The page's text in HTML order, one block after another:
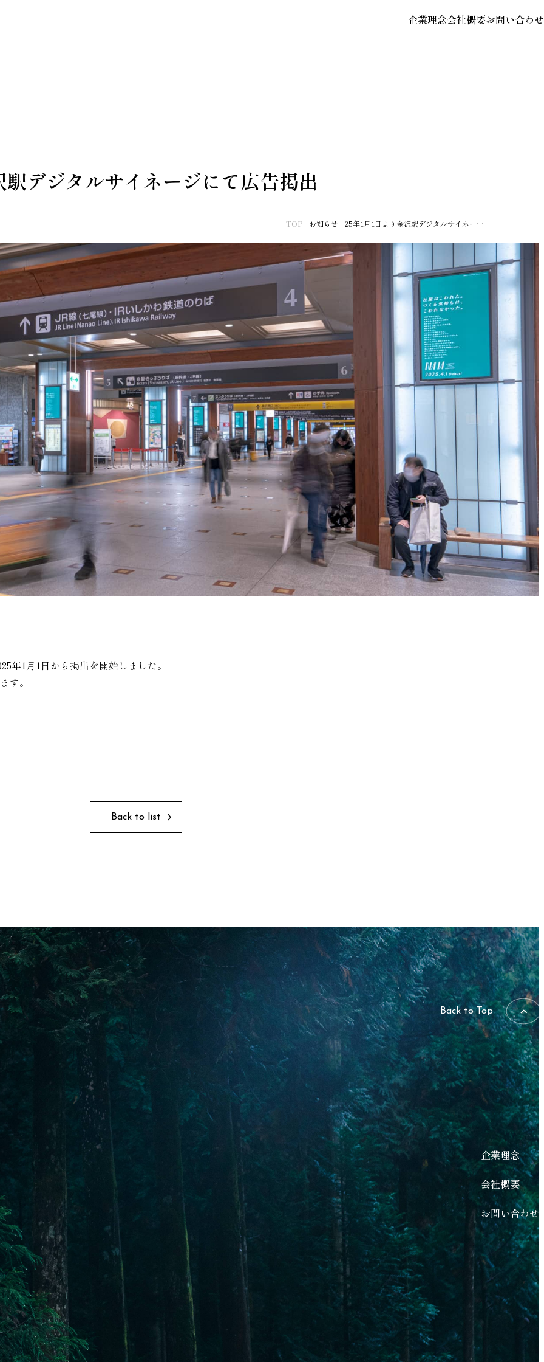
企業理念会社概要お問い合わせ
デジタルサイネージにて広告掲出
TOP お知らせ 25年1月1日より金沢駅デジタルサイネージにて広告掲出
年1月1日から掲出を開始しました。
す。
Back to list
Back to Top
企業理念
会社概要
お問い合わせ